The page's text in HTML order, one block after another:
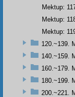
Mektup:
Mektup:
Mektup:
120.~139.
140.~159.
160.~179.
180.~199.
200.~221.